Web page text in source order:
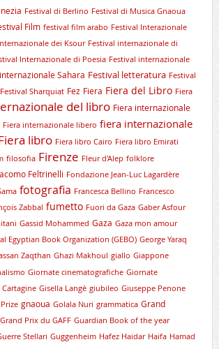
Festival di Berlino Festival di Musica Gnaoua
Film festival film arabo Festival Interazionale
dei Ksour Festival internazionale di
Internazionale di Poesia Festival internazionale
Sahara Festival letteratura Festival
Festival Sharquiat Fez Fiera Fiera del Libro Fiera
del libro Fiera internazionale
Fiera internazionale libero fiera internazionale
libro Fiera libro Cairo Fiera libro Emirati
filosofia Firenze Fleur d'Alep folklore
Feltrinelli Fondazione Jean-Luc Lagardère
fotografia Francesca Bellino Francesco
Zabbal fumetto Fuori da Gaza Gaber Asfour
Gassid Mohammed Gaza Gaza mon amour
Egyptian Book Organization (GEBO) George Yaraq
Zaqthan Ghazi Makhoul giallo Giappone
Giornate cinematografiche Giornate
Gisella Langè giubileo Giuseppe Penone
gnaoua Golala Nuri grammatica Grand
Grand Prix du GAFF Guardian Book of the year
Stellari Guggenheim Hafez Haidar Haifa Hamad